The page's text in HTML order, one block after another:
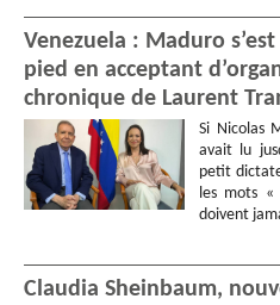
Venezuela : Maduro
pied en acceptant
chronique de Laurent
Si Nicolas
avait lu
petit
les mots
doivent
Claudia Sheinbaum,